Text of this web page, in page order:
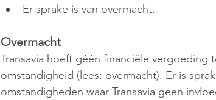
Er sprake is van overmacht.
Overmacht
Transavia hoeft géén financiële vergoeding
omstandigheid (lees: overmacht). Er is
omstandigheden waar Transavia geen